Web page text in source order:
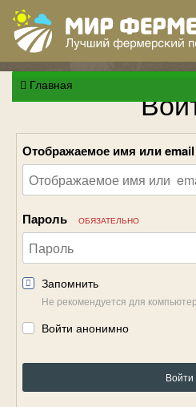
Главная
Отображаемое имя или
Пароль ОБЯЗАТЕЛЬНО
Запомнить
Не рекомендуется для
Войти анонимно
Войти